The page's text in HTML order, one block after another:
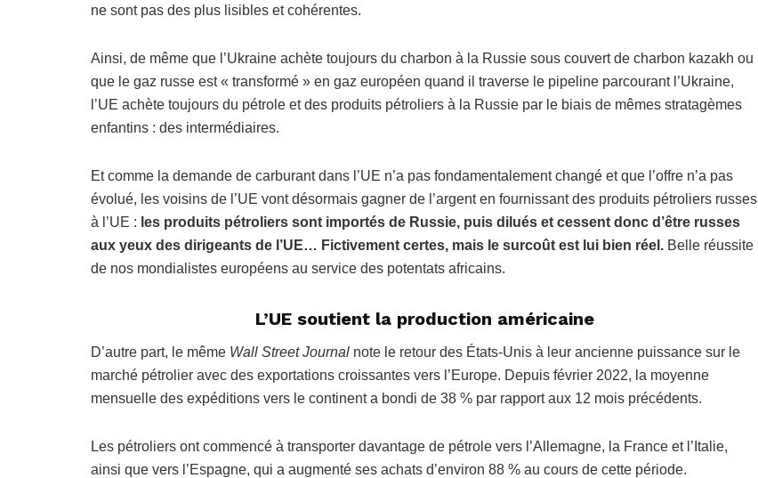
ne sont pas des plus lisibles et cohérentes.
Ainsi, de même que l’Ukraine achète toujours du charbon à la Russie sous couvert de charbon kazakh ou
que le gaz russe est « transformé » en gaz européen quand il traverse le pipeline parcourant l’Ukraine,
l’UE achète toujours du pétrole et des produits pétroliers à la Russie par le biais de mêmes stratagèmes
enfantins : des intermédiaires.
Et comme la demande de carburant dans l’UE n’a pas fondamentalement changé et que l’offre n’a pas
évolué, les voisins de l’UE vont désormais gagner de l’argent en fournissant des produits pétroliers russes
à l’UE : les produits pétroliers sont importés de Russie, puis dilués et cessent donc d’être russes
aux yeux des dirigeants de l’UE… Fictivement certes, mais le surcoût est lui bien réel. Belle réussite
de nos mondialistes européens au service des potentats africains.
L’UE soutient la production américaine
D’autre part, le même Wall Street Journal note le retour des États-Unis à leur ancienne puissance sur le
marché pétrolier avec des exportations croissantes vers l’Europe. Depuis février 2022, la moyenne
mensuelle des expéditions vers le continent a bondi de 38 % par rapport aux 12 mois précédents.
Les pétroliers ont commencé à transporter davantage de pétrole vers l’Allemagne, la France et l’Italie,
ainsi que vers l’Espagne, qui a augmenté ses achats d’environ 88 % au cours de cette période.